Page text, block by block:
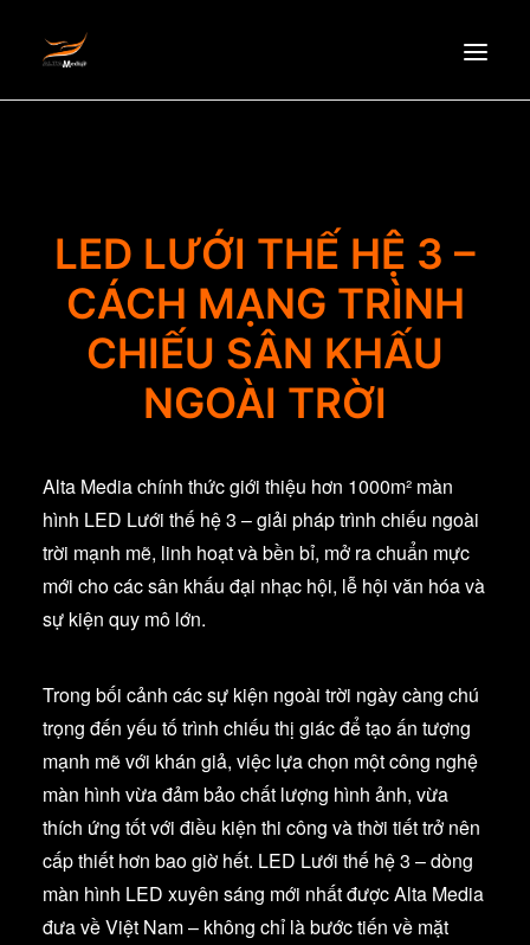
PRODUCTS
PARTNERS
RECRUITMENT
LED LƯỚI THẾ HỆ 3 –
CÁCH MẠNG TRÌNH
CHIẾU SÂN KHẤU
NGOÀI TRỜI
Alta Media chính thức giới thiệu hơn 1000m² màn
hình LED Lưới thế hệ 3 – giải pháp trình chiếu ngoài
trời mạnh mẽ, linh hoạt và bền bỉ, mở ra chuẩn mực
mới cho các sân khấu đại nhạc hội, lễ hội văn hóa và
sự kiện quy mô lớn.
Trong bối cảnh các sự kiện ngoài trời ngày càng chú
trọng đến yếu tố trình chiếu thị giác để tạo ấn tượng
mạnh mẽ với khán giả, việc lựa chọn một công nghệ
màn hình vừa đảm bảo chất lượng hình ảnh, vừa
thích ứng tốt với điều kiện thi công và thời tiết trở nên
cấp thiết hơn bao giờ hết. LED Lưới thế hệ 3 – dòng
màn hình LED xuyên sáng mới nhất được Alta Media
đưa về Việt Nam – không chỉ là bước tiến về mặt